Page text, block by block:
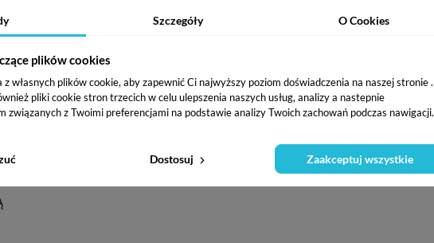
Szczegóły O Cookies
plików cookies
własnych plików cookie, aby zapewnić Ci najwyższy poziom doświadczenia na naszej stronie .
pliki cookie stron trzecich w celu ulepszenia naszych usług, analizy a nastepnie
związanych z Twoimi preferencjami na podstawie analizy Twoich zachowań podczas nawigacji.
Dostosuj Zaakceptuj wszystkie